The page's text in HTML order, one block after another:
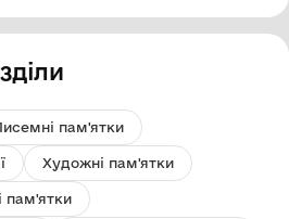
пам'ятки
Художні пам'ятки
пам'ятки